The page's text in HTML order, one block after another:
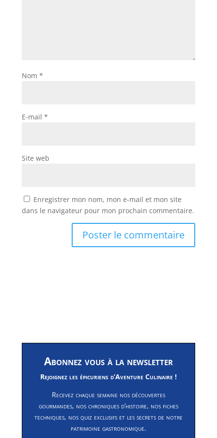
Nom *
E-mail *
Site web
Enregistrer mon nom, mon e-mail et mon site
dans le navigateur pour mon prochain commentaire.
Abonnez vous à la newsletter
Rejoignez les épicuriens d’Aventure Culinaire !
Recevez chaque semaine nos découvertes
gourmandes, nos chroniques d’histoire, nos fiches
techniques, nos quiz exclusifs et les secrets de notre
patrimoine gastronomique.